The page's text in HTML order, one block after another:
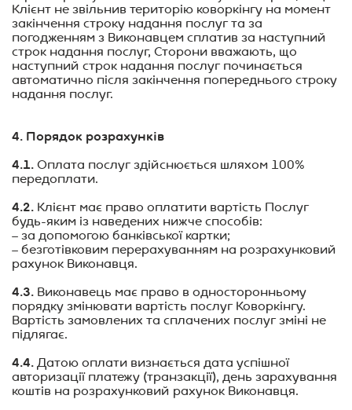
Клієнт не звільнив територію коворкінгу на момент
закінчення строку надання послуг та за
погодженням з Виконавцем сплатив за наступний
строк надання послуг, Сторони вважають, що
наступний строк надання послуг починається
автоматично після закінчення попереднього строку
надання послуг.
4. Порядок розрахунків
4.1. Оплата послуг здійснюється шляхом 100%
передоплати.
4.2. Клієнт має право оплатити вартість Послуг
будь-яким із наведених нижче способів:
– за допомогою банківської картки;
– безготівковим перерахуванням на розрахунковий
рахунок Виконавця.
4.3. Виконавець має право в односторонньому
порядку змінювати вартість послуг Коворкінгу.
Вартість замовлених та сплачених послуг зміні не
підлягає.
4.4. Датою оплати визнається дата успішної
авторизації платежу (транзакції), день зарахування
коштів на розрахунковий рахунок Виконавця.